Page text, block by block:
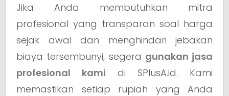
Jika Anda membutuhkan mitra
profesional yang transparan soal harga
sejak awal dan menghindari jebakan
biaya tersembunyi, segera gunakan jasa
profesional kami di SPlusA.id. Kami
memastikan setiap rupiah yang Anda